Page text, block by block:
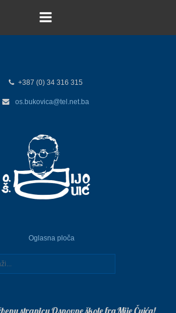
+387 (0) 34 316 315
os.bukovica@tel.net.ba
Oglasna ploča
stranicu Osnovne škole fra Mije Čuića!